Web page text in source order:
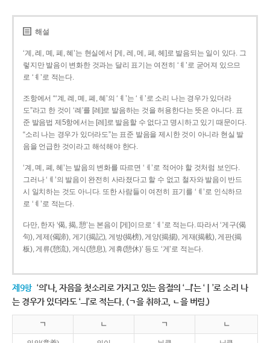
해설
‘계, 례, 몌, 폐, 혜’는 현실에서 [게, 레, 메, 페, 헤]로 발음되는 일이 있다. 그
렇지만 발음이 변화한 것과는 달리 표기는 여전히 ‘ㅖ’로 굳어져 있으므
로 ‘ㅖ’로 적는다.
조항에서 “‘계, 례, 몌, 폐, 혜’의 ‘ㅖ’는 ‘ㅔ’로 소리 나는 경우가 있더라
도”라고 한 것이 ‘례’를 [레]로 발음하는 것을 허용한다는 뜻은 아니다. 표
준 발음법 제5항에서는 [레]로 발음할 수 없다고 명시하고 있기 때문이다.
“소리 나는 경우가 있더라도”는 표준 발음을 제시한 것이 아니라 현실 발
음을 언급한 것이라고 해석해야 한다.
‘계, 몌, 폐, 혜’는 발음의 변화를 따르면 ‘ㅔ’로 적어야 할 것처럼 보인다.
그러나 ‘ㅖ’의 발음이 완전히 사라졌다고 할 수 없고 철자와 발음이 반드
시 일치하는 것도 아니다. 또한 사람들이 여전히 표기를 ‘ㅖ’로 인식하므
로 ‘ㅖ’로 적는다.
다만, 한자 ‘偈, 揭, 憩’는 본음이 [게]이므로 ‘ㅔ’로 적는다. 따라서 ‘게구(偈
句), 게제(偈諦), 게기(揭記), 게방(揭榜), 게양(揭揚), 게재(揭載), 게판(揭
板), 게류(憩流), 게식(憩息), 게휴(憩休)’ 등도 ‘게’로 적는다.
제9항 ‘의’나, 자음을 첫소리로 가지고 있는 음절의 ‘ㅢ’는 ‘ㅣ’로 소리 나
는 경우가 있더라도 ‘ㅢ’로 적는다. (ㄱ을 취하고, ㄴ을 버림.)
ㄱ ㄴ ㄱ ㄴ